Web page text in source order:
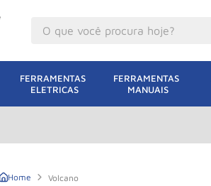
FERRAMENTAS
ELETRICAS
FERRAMENTAS
MANUAIS
Volcano
1º Macacos
5º Macaco Jacare